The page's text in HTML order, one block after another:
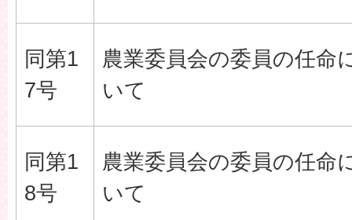
同第1
7号
農業委員会の委員の任命
いて
同第1
8号
農業委員会の委員の任命
いて